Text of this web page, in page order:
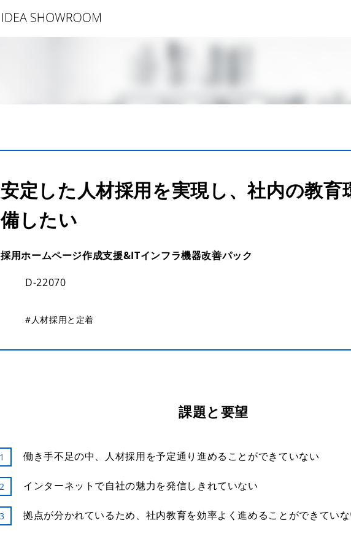
安定した人材採用を実現し、社内の教育
備したい
採用ホームページ作成支援&ITインフラ機器改善パック
D-22070
#人材採用と定着
課題と要望
働き手不足の中、人材採用を予定通り進めることができていない
インターネットで自社の魅力を発信しきれていない
拠点が分かれているため、社内教育を効率よく進めることができてい